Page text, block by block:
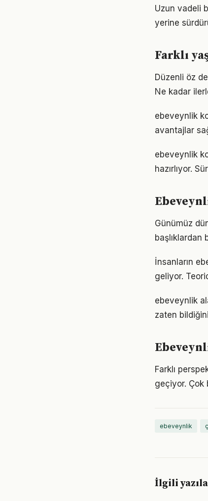
Uzun vadeli
yerine
Farklı
Düzenli öz
Ne kadar
ebeveynlik
avantajlar
ebeveynlik
hazırlıyor.
Günümüz
başlıklardan
İnsanların
geliyor.
ebeveynlik
zaten
Farklı
geçiyor. Çok
ebeveynlik
İlgili